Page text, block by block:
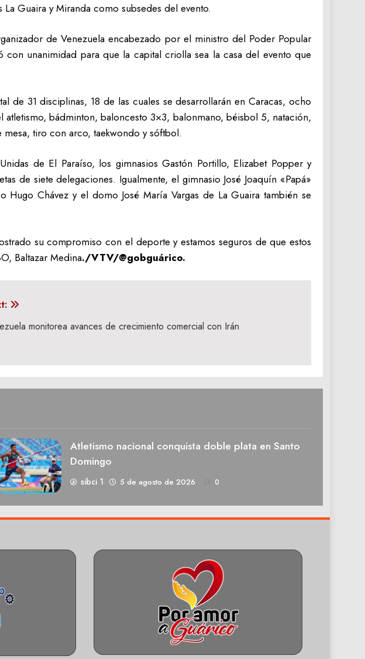
Guaira y Miranda como subsedes del evento.
de Venezuela encabezado por el ministro del Poder Popular
unanimidad para que la capital criolla sea la casa del evento que
de 31 disciplinas, 18 de las cuales se desarrollarán en Caracas, ocho
bádminton, baloncesto 3×3, balonmano, béisbol 5, natación,
tiro con arco, taekwondo y sóftbol.
de El Paraíso, los gimnasios Gastón Portillo, Elizabet Popper y
de siete delegaciones. Igualmente, el gimnasio José Joaquín «Papá»
Chávez y el domo José María Vargas de La Guaira también se
su compromiso con el deporte y estamos seguros de que estos
Baltazar Medina./VTV/@gobguárico.
monitorea avances de crecimiento comercial con Irán
Atletismo nacional conquista doble plata en Santo
Domingo
sibci 1 5 de agosto de 2026 0